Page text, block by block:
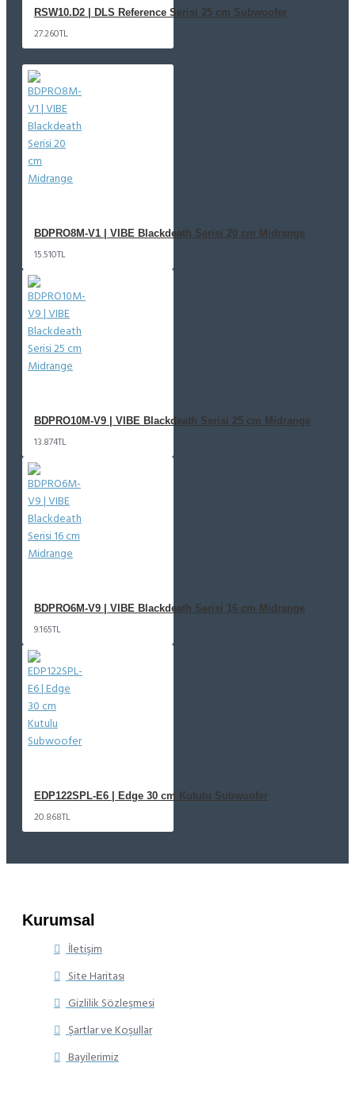
RSW10.D2 | DLS Reference Serisi 25 cm Subwoofer
27.260TL
BDPRO8M-V1 | VIBE Blackdeath Serisi 20 cm Midrange
15.510TL
BDPRO10M-V9 | VIBE Blackdeath Serisi 25 cm Midrange
13.874TL
BDPRO6M-V9 | VIBE Blackdeath Serisi 16 cm Midrange
9.165TL
EDP122SPL-E6 | Edge 30 cm Kutulu Subwoofer
20.868TL
Kurumsal
İletişim
Site Haritası
Gizlilik Sözleşmesi
Şartlar ve Koşullar
Bayilerimiz